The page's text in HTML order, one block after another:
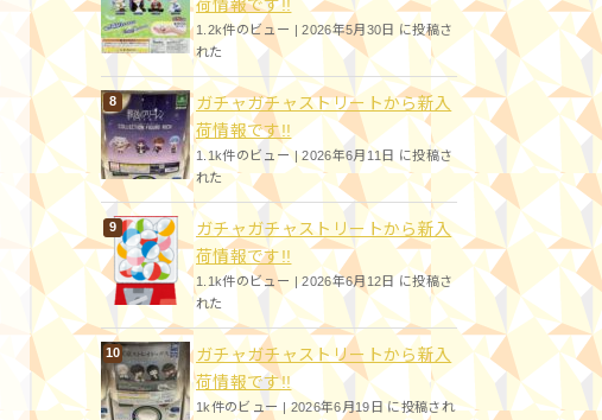
荷情報です!!
1.2k件のビュー |2026年5月30日 に投稿さ
れた
ガチャガチャストリートから新入
荷情報です!!
1.1k件のビュー|2026年6月11日 に投稿さ
れた
ガチャガチャストリートから新入
荷情報です!!
1.1k件のビュー |2026年6月12日 に投稿さ
れた
ガチャガチャストリートから新入
荷情報です!!
1k件のビュー |2026年6月19日 に投稿され